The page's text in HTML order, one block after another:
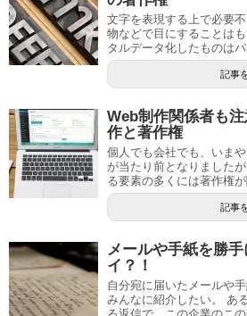
文字を表現する上で必要不
物などで目にすることは
タルデータ化したものは
記事
Web制作関係者も
作と著作権
個人でも会社でも、いま
が当たり前となりました
る要素の多くには著作権
記事
メールや手紙を勝
イ？！
自分宛に届いたメールや
みんなに紹介したい。 あ